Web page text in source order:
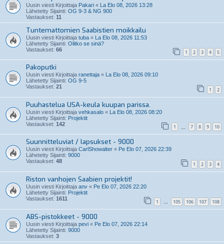
Uusin viesti Kirjoittaja Pakari « La Elo 08, 2026 13:28
Lähetetty Sijainti: OG 9-3 & NG 900
Vastaukset: 11
Tuntemattomien Saabistien moikkailu
Uusin viesti Kirjoittaja tuba « La Elo 08, 2026 11:53
Lähetetty Sijainti: Olitko se sinä?
Vastaukset: 66 1 2 3 4 5
Pakoputki
Uusin viesti Kirjoittaja ranettaja « La Elo 08, 2026 09:10
Lähetetty Sijainti: OG 9-5
Vastaukset: 21 1 2
Puuhastelua USA-keula kuupan parissa.
Uusin viesti Kirjoittaja vehkasalo « La Elo 08, 2026 08:20
Lähetetty Sijainti: Projektit
Vastaukset: 142 1 7 8 9 10
Suunnitteluviat / lapsukset - 9000
Uusin viesti Kirjoittaja CarlShowalter « Pe Elo 07, 2026 22:39
Lähetetty Sijainti: 9000
Vastaukset: 48 1 2 3 4
Riston vanhojen Saabien projektit!
Uusin viesti Kirjoittaja anv « Pe Elo 07, 2026 22:20
Lähetetty Sijainti: Projektit
Vastaukset: 1611 1 … 105 106 107 108
ABS-pistokkeet - 9000
Uusin viesti Kirjoittaja pevi « Pe Elo 07, 2026 22:14
Lähetetty Sijainti: 9000
Vastaukset: 3